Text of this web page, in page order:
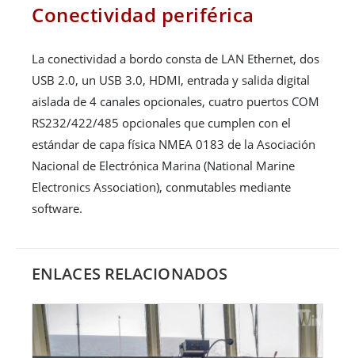
Conectividad periférica
La conectividad a bordo consta de LAN Ethernet, dos
USB 2.0, un USB 3.0, HDMI, entrada y salida digital
aislada de 4 canales opcionales, cuatro puertos COM
RS232/422/485 opcionales que cumplen con el
estándar de capa física NMEA 0183 de la Asociación
Nacional de Electrónica Marina (National Marine
Electronics Association), conmutables mediante
software.
ENLACES RELACIONADOS